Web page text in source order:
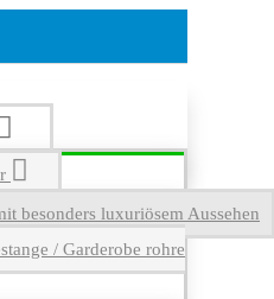
besonders luxuriösem Aussehen
/ Garderobe rohre